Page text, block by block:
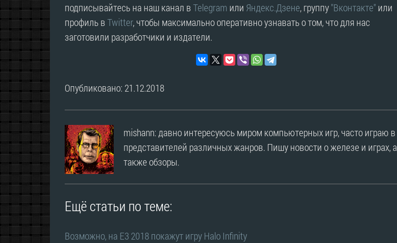
подписывайтесь на наш канал вTelegram или Яндекс.Дзене, группу"Вконтакте"или
профиль вTwitter, чтобы максимально оперативно узнавать о том, что для нас
заготовили разработчики и издатели.
Опубликовано: 21.12.2018
mishann: давно интересуюсь миром компьютерных игр, часто играю в
представителей различных жанров. Пишу новости о железе и играх, а
также обзоры.
Ещё статьи по теме:
Возможно, на E3 2018 покажут игру Halo Infinity